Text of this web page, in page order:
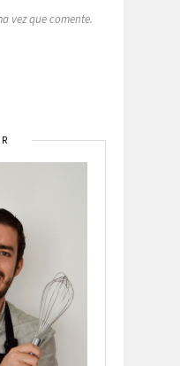
vez que comente.